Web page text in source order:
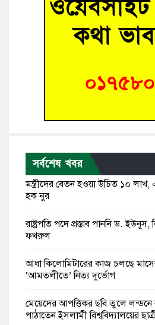
সর্বশেষ খবর
মন্ত্রীদের বেতন হওয়া উচিত ১০
হক নুর
রাষ্ট্রপতি পদে প্রস্তাব পাননি ড. ইউনূস,
ফখরুল
আধা কিলোমিটারের কাজ চলছে
‘আমতলীতে’ নিত্য দুর্ভোগ
মেয়েদের আপত্তিকর ছবি তুলে লন্ডনে
পাঠাতেন ইসলামী বিশ্ববিদ্যালয়ের